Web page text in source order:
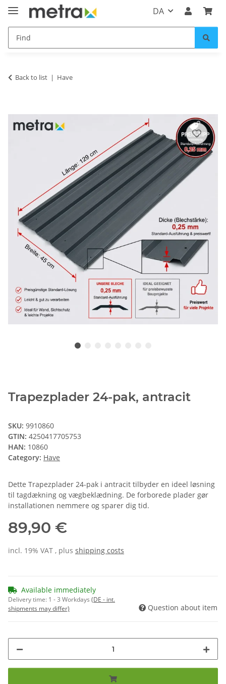
DA
Back to list Have
Trapezplader 24-pak, antracit
SKU: 9910860
GTIN: 4250417705753
HAN: 10860
Category: Have
Dette Trapezplader 24-pak i antracit tilbyder en ideel løsning
til tagdækning og vægbeklædning. De forborede plader gør
installationen nemmere og sparer dig tid.
89,90 €
incl. 19% VAT , plus shipping costs
Available immediately
Delivery time: 1 - 3 Workdays (DE - int.
shipments may differ)
Question about item